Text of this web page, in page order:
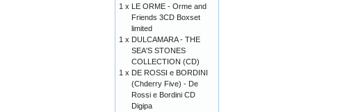
1 x LE ORME - Orme and
Friends 3CD Boxset
limited
1 x DULCAMARA - THE
SEA'S STONES
COLLECTION (CD)
1 x DE ROSSI e BORDINI
(Chderry Five) - De
Rossi e Bordini CD
Digipa